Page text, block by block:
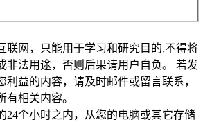
联网，只能用于学习和研究目的,不得将
非法用途，否则后果请用户自负。 若发
利益的内容，请及时邮件或留言联系，
有相关内容。
24个小时之内，从您的电脑或其它存储